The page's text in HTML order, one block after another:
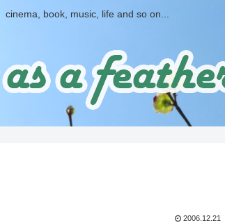
cinema, book, music, life and so on...
2006.12.21